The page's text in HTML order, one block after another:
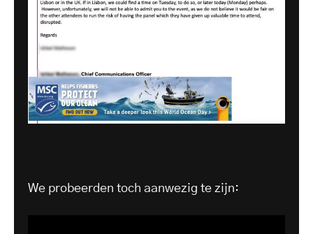
We probeerden toch aanwezig te zijn: